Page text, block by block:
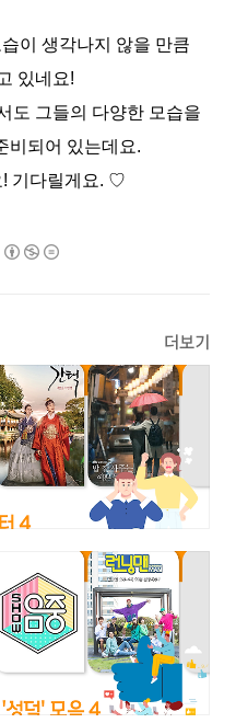
이 생각나지 않을 만큼
있네요!
도 그들의 다양한 모습을
비되어 있는데요.
! 기다릴게요. ♡
더보기